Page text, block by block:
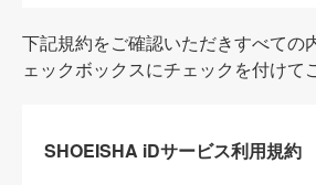
下記規約をご確認いただきすべての
ェックボックスにチェックを付けて
SHOEISHA iDサービス利用規約